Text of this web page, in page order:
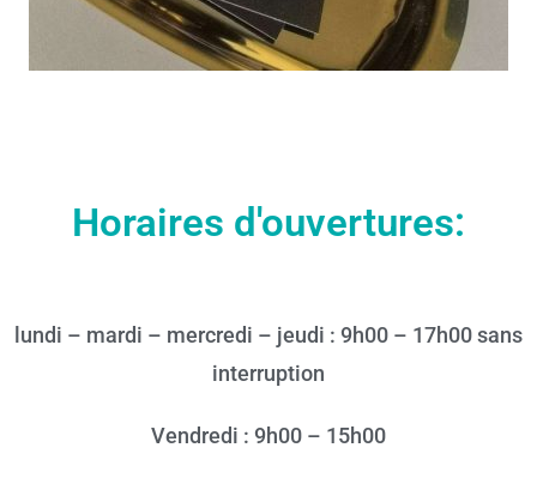
Horaires d'ouvertures:
lundi – mardi – mercredi – jeudi : 9h00 – 17h00 sans
interruption
Vendredi : 9h00 – 15h00